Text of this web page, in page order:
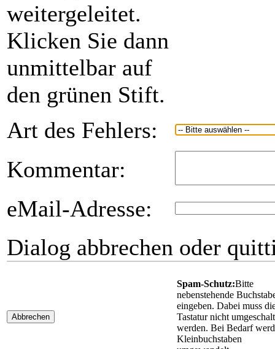
weitergeleitet.
Klicken Sie dann
unmittelbar auf
den grünen Stift.
Art des Fehlers:
Kommentar:
eMail-Adresse:
Dialog abbrechen oder
Abbrechen
Spam-Schutz:Bitte
nebenstehende
eingeben. Dabei muss
Tastatur nicht
werden. Bei Bedarf
Kleinbuchstaben